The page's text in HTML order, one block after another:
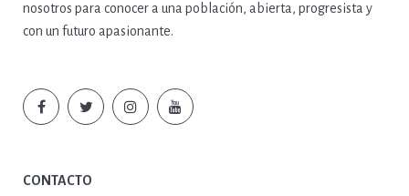
nosotros para conocer a una población, abierta, progresista y
con un futuro apasionante.
CONTACTO